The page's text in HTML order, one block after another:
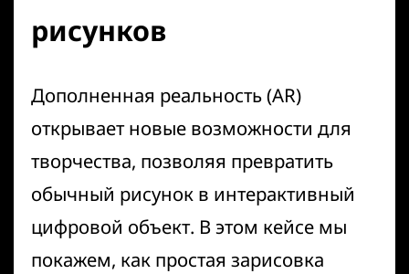
рисунков
Дополненная реальность (AR)
открывает новые возможности для
творчества, позволяя превратить
обычный рисунок в интерактивный
цифровой объект. В этом кейсе мы
покажем, как простая зарисовка